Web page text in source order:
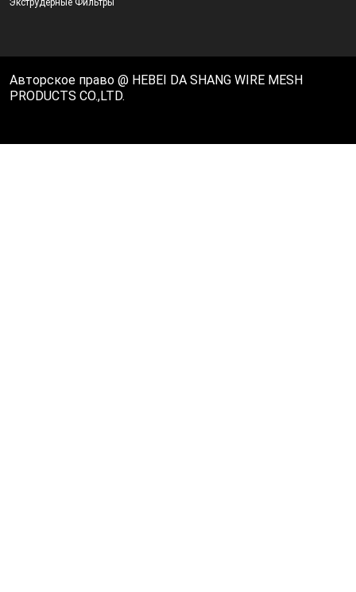
Экструдерные Фильтры
Авторское право @ HEBEI DA SHANG WIRE MESH
PRODUCTS CO.,LTD.